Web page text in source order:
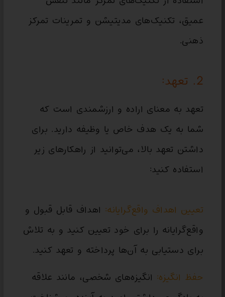
عمیق، تکنیک‌های مدیتیشن و تمرینات تمرکز
ذهنی.
2. تعهد:
تعهد به معنای اراده و ارزشمندی است که
شما به یک هدف خاص یا وظیفه دارید. برای
داشتن تعهد بالا، می‌توانید از راهکارهای زیر
استفاده کنید:
تعیین اهداف واقع‌گرایانه: اهداف قابل قبول و
واقع‌گرایانه را برای خود تعیین کنید و به تلاش
برای دستیابی به آن‌ها پرداخته و تعهد کنید.
حفظ انگیزه: انگیزه‌های شخصی، مانند علاقه